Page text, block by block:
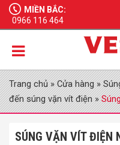
MIỀN BẮC:
0966 116 464
Trang chủ»Cửa hàng»
đến súng vặn vít điện»
SÚNG VẶN VÍT ĐIỆN